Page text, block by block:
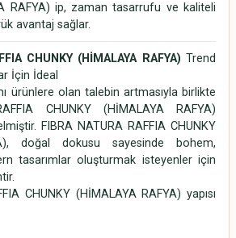
RAFYA) ip, zaman tasarrufu ve kaliteli
avantaj sağlar.
CHUNKY (HİMALAYA RAFYA) Trend
İçin İdeal
ürünlere olan talebin artmasıyla birlikte
CHUNKY (HİMALAYA RAFYA)
FIBRA NATURA RAFFIA CHUNKY
doğal dokusu sayesinde bohem,
tasarımlar oluşturmak isteyenler için
CHUNKY (HİMALAYA RAFYA) yapısı